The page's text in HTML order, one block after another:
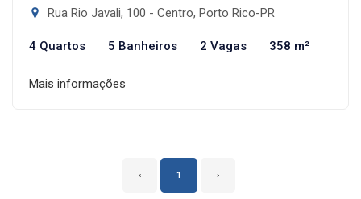
Rua Rio Javali, 100 - Centro, Porto Rico-PR
4 Quartos 5 Banheiros 2 Vagas 358 m²
Mais informações
‹ 1 ›